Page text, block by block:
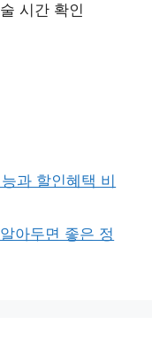
시간 확인
과 할인혜택 비
아두면 좋은 정